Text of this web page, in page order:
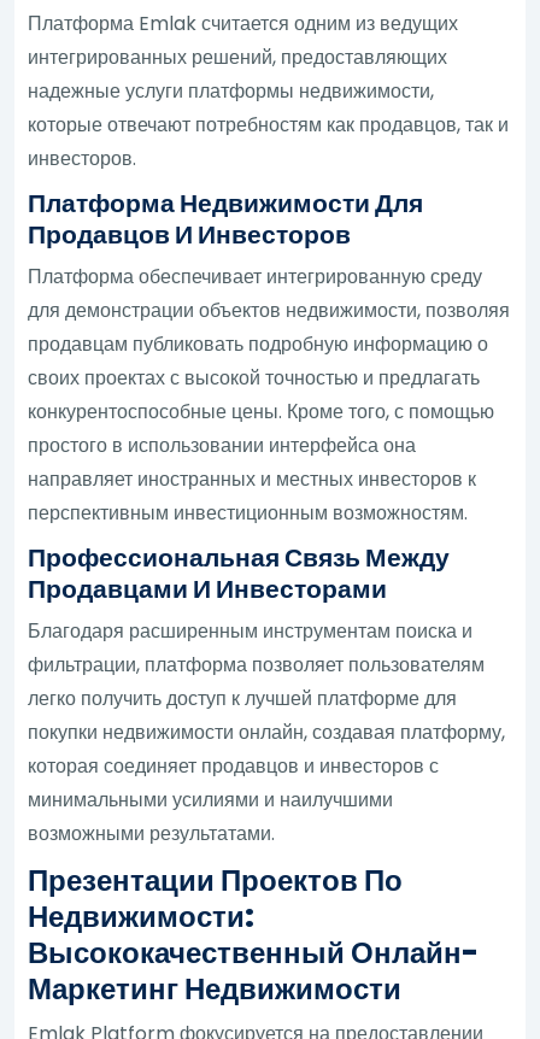
Платформа Emlak считается одним из ведущих
интегрированных решений, предоставляющих
надежные услуги платформы недвижимости,
которые отвечают потребностям как продавцов, так и
инвесторов.
Платформа Недвижимости Для
Продавцов И Инвесторов
Платформа обеспечивает интегрированную среду
для демонстрации объектов недвижимости, позволяя
продавцам публиковать подробную информацию о
своих проектах с высокой точностью и предлагать
конкурентоспособные цены. Кроме того, с помощью
простого в использовании интерфейса она
направляет иностранных и местных инвесторов к
перспективным инвестиционным возможностям.
Профессиональная Связь Между
Продавцами И Инвесторами
Благодаря расширенным инструментам поиска и
фильтрации, платформа позволяет пользователям
легко получить доступ к лучшей платформе для
покупки недвижимости онлайн, создавая платформу,
которая соединяет продавцов и инвесторов с
минимальными усилиями и наилучшими
возможными результатами.
Презентации Проектов По
Недвижимости:
Высококачественный Онлайн-
Маркетинг Недвижимости
Emlak Platform фокусируется на предоставлении